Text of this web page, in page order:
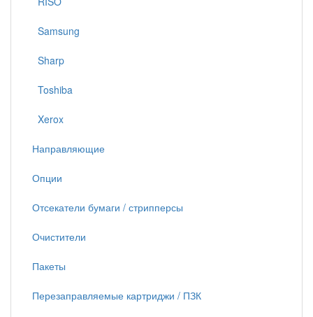
Samsung
Sharp
Toshiba
Xerox
Направляющие
Опции
Отсекатели бумаги / стрипперсы
Очистители
Пакеты
Перезаправляемые картриджи / ПЗК